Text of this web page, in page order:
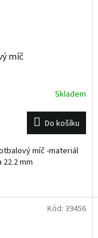
míč
Skladem
Do košíku
míč -materiál
mm
Kód: 39456